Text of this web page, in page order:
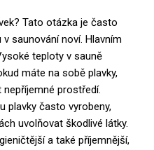
Tato otázka je často
saunování noví. Hlavním
teploty v sauně
máte na sobě plavky,
prostředí.
plavky často vyrobeny,
uvolňovat škodlivé látky.
a také příjemnější,